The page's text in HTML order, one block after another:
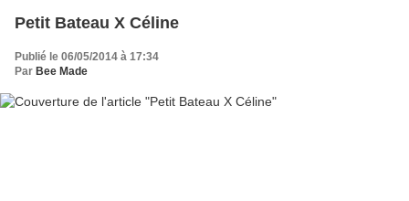
Petit Bateau X Céline
Publié le 06/05/2014 à 17:34
Par Bee Made